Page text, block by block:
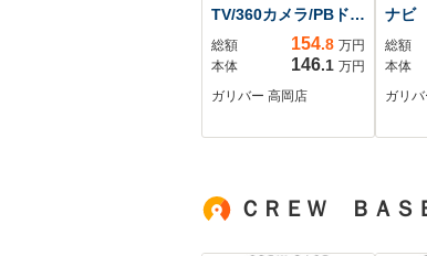
TV/360カメラ/PBド
ア/プロパイロッ
総額 154.8 万円
本体
146.1 万円
ガリバー 高岡店
ナビ
ビ
前席
ー
グス
LED
総額
本体
ガリ
ＣＲＥＷ ＢＡＳ